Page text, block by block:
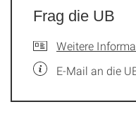
Frag die UB
Weitere
E-Mail an die